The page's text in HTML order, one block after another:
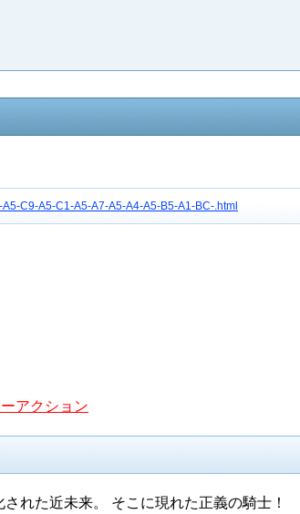
C9-A5-C1-A5-A7-A5-A4-A5-B5-A1-BC-.html
アクション
れた近未来。 そこに現れた正義の騎士！